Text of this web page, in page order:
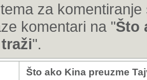
za
komentari na "Što
".
Što ako Kina preuzme